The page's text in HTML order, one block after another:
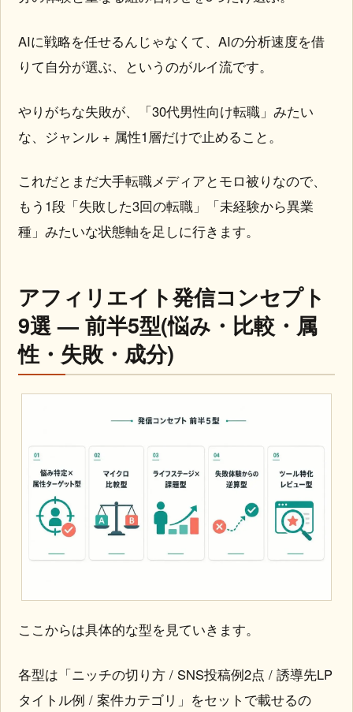
AIに戦略を任せるんじゃなくて、AIの分析速度を借
りて自分が選ぶ、というのがルイ流です。
やりがちな失敗が、「30代男性向け転職」みたい
な、ジャンル + 属性1層だけで止めること。
これだとまだ大手転職メディアとモロ被りなので、
もう1段「失敗した3回の転職」「未経験から異業
種」みたいな状態軸を足しに行きます。
アフィリエイト発信コンセプト
9選 — 前半5型(悩み・比較・属
性・失敗・成分)
ここからは具体的な型を見ていきます。
各型は「ニッチの切り方 / SNS投稿例2点 / 誘導先LP
タイトル例 / 案件カテゴリ」をセットで載せるの